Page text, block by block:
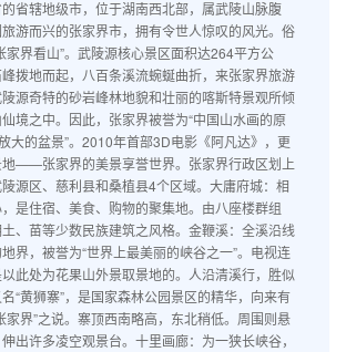
省辖地级市，位于湖南西北部，属武陵山脉腹
游而兴的张家界市，拥有令世人惊叹的风光。俗
家界看山”。武陵源核心景区面积达264平方公
拨地而起，八百条溪流蜿蜒曲折，来张家界旅游
源奇特的砂岩峰林地貌和壮丽的喀斯特景观所倾
境之中。因此，张家界被誉为“中国山水画的原
大的盆景”。2010年首部3D电影《阿凡达》，更
地——张家界的美景享誉世界。张家界行政区划上
源区、慈利县和桑植县4个区域。大庸府城：相
是住宿、美食、购物的聚集地。由八座楼群组
、苗等少数民族建筑之风格。金鞭溪：全溪沿线
界，被誉为“世界上最美丽的峡谷之一”。电视连
此处为花果山外景取景地的。人沿清溪行，胜似
“黄狮寨”，是国家森林公园景区的精华，向来有
家界”之说。寨顶西南略高，东北稍低。周围则悬
出许多凌空观景台。十里画廊：为一狭长峡谷，